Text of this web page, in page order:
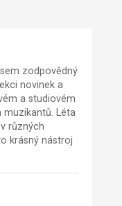
zodpovědný
novinek a
a studiovém
muzikantů. Léta
různých
krásný nástroj